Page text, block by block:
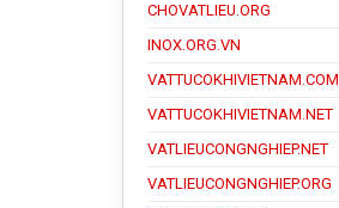
CHOVATLIEU.ORG
INOX.ORG.VN
VATTUCOKHIVIETNAM.COM
VATTUCOKHIVIETNAM.NET
VATLIEUCONGNGHIEP.NET
VATLIEUCONGNGHIEP.ORG